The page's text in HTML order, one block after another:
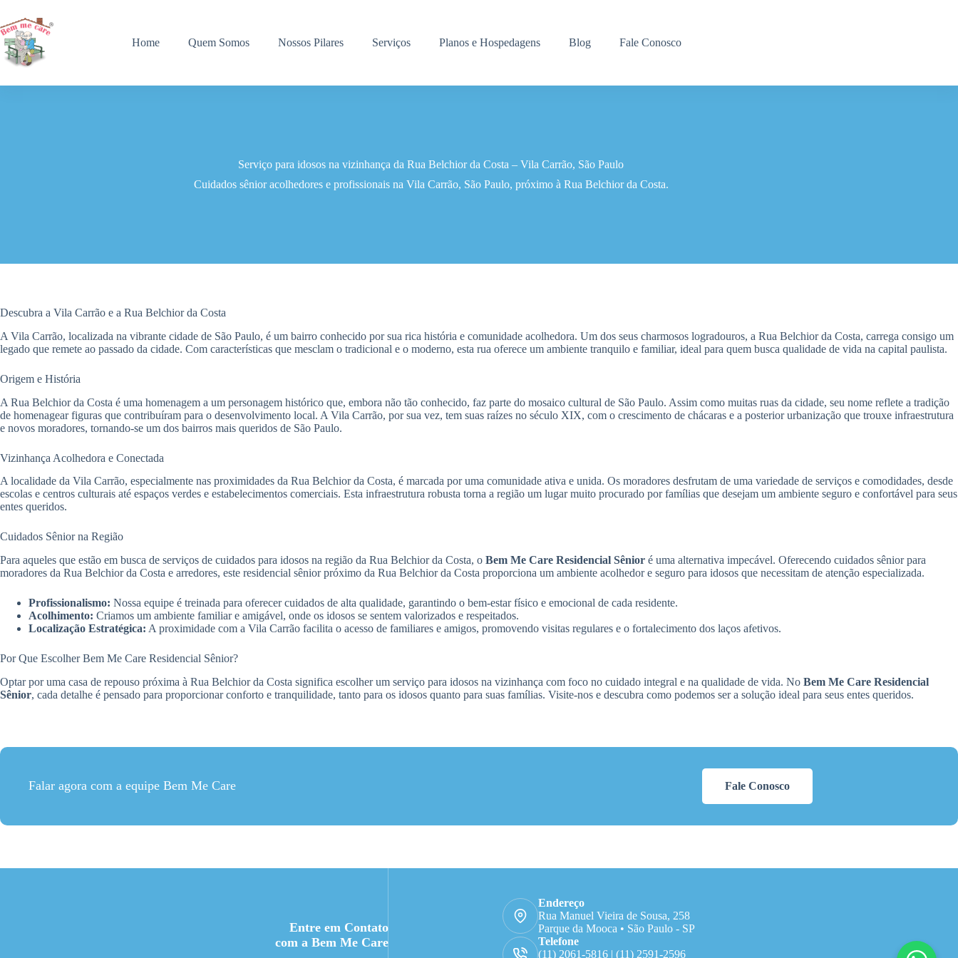
para
o
conteúdo
Home Quem Somos Nossos Pilares Serviços Planos e Hospedagens Blog Fale Conosco
Serviço para idosos na vizinhança da Rua Belchior da Costa – Vila Carrão, São Paulo
Cuidados sênior acolhedores e profissionais na Vila Carrão, São Paulo, próximo à Rua Belchior da Costa.
Descubra a Vila Carrão e a Rua Belchior da Costa
A Vila Carrão, localizada na vibrante cidade de São Paulo, é um bairro conhecido por sua rica história e comunidade acolhedora. Um dos seus charmosos logradouros, a Rua Belchior da Costa, carrega consigo um
legado que remete ao passado da cidade. Com características que mesclam o tradicional e o moderno, esta rua oferece um ambiente tranquilo e familiar, ideal para quem busca qualidade de vida na capital paulista.
Origem e História
A Rua Belchior da Costa é uma homenagem a um personagem histórico que, embora não tão conhecido, faz parte do mosaico cultural de São Paulo. Assim como muitas ruas da cidade, seu nome reflete a tradição
de homenagear figuras que contribuíram para o desenvolvimento local. A Vila Carrão, por sua vez, tem suas raízes no século XIX, com o crescimento de chácaras e a posterior urbanização que trouxe infraestrutura
e novos moradores, tornando-se um dos bairros mais queridos de São Paulo.
Vizinhança Acolhedora e Conectada
A localidade da Vila Carrão, especialmente nas proximidades da Rua Belchior da Costa, é marcada por uma comunidade ativa e unida. Os moradores desfrutam de uma variedade de serviços e comodidades, desde
escolas e centros culturais até espaços verdes e estabelecimentos comerciais. Esta infraestrutura robusta torna a região um lugar muito procurado por famílias que desejam um ambiente seguro e confortável para seus
entes queridos.
Cuidados Sênior na Região
Para aqueles que estão em busca de serviços de cuidados para idosos na região da Rua Belchior da Costa, o Bem Me Care Residencial Sênior é uma alternativa impecável. Oferecendo cuidados sênior para
moradores da Rua Belchior da Costa e arredores, este residencial sênior próximo da Rua Belchior da Costa proporciona um ambiente acolhedor e seguro para idosos que necessitam de atenção especializada.
Profissionalismo: Nossa equipe é treinada para oferecer cuidados de alta qualidade, garantindo o bem-estar físico e emocional de cada residente.
Acolhimento: Criamos um ambiente familiar e amigável, onde os idosos se sentem valorizados e respeitados.
Localização Estratégica: A proximidade com a Vila Carrão facilita o acesso de familiares e amigos, promovendo visitas regulares e o fortalecimento dos laços afetivos.
Por Que Escolher Bem Me Care Residencial Sênior?
Optar por uma casa de repouso próxima à Rua Belchior da Costa significa escolher um serviço para idosos na vizinhança com foco no cuidado integral e na qualidade de vida. No Bem Me Care Residencial
Sênior, cada detalhe é pensado para proporcionar conforto e tranquilidade, tanto para os idosos quanto para suas famílias. Visite-nos e descubra como podemos ser a solução ideal para seus entes queridos.
Falar agora com a equipe Bem Me Care Fale Conosco
Entre em Contato
com a Bem Me Care
Endereço
Rua Manuel Vieira de Sousa, 258
Parque da Mooca • São Paulo - SP
Telefone
(11) 2061-5816 | (11) 2591-2596